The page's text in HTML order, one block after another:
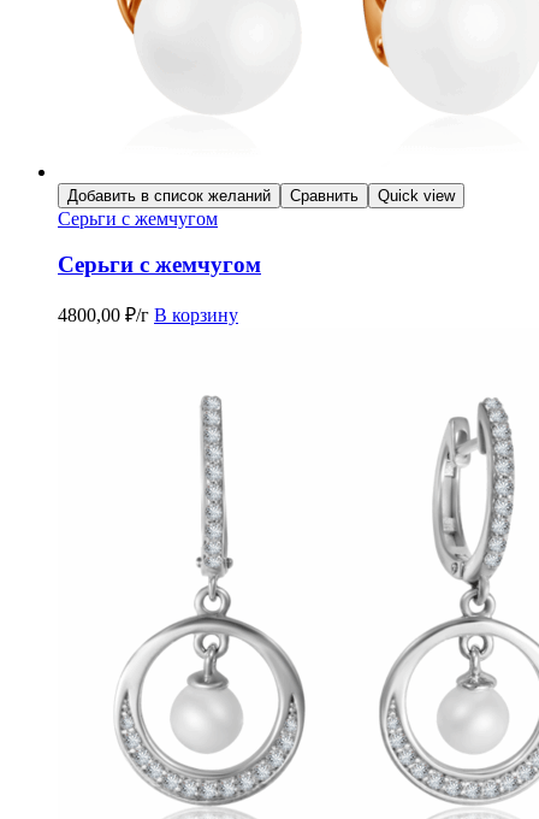
Добавить в список желаний Сравнить Quick view
Серьги с жемчугом
Серьги с жемчугом
4800,00 ₽/г В корзину